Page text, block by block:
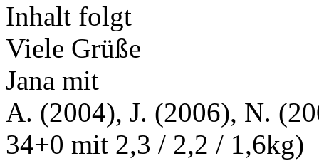
Inhalt folgt
Viele Grüße
Jana mit
A. (2004), J. (2006), N.
34+0 mit 2,3 / 2,2 / 1,6kg)